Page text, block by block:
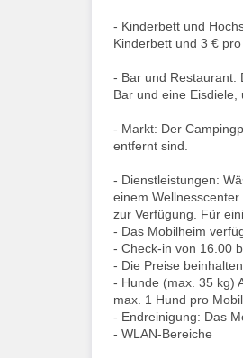
- Kinderbett und
Kinderbett und 3 €
- Bar und Restaurant:
Bar und eine Eisdiele,
- Markt: Der
entfernt sind.
- Dienstleistungen:
einem
zur Verfügung. Für
- Das Mobilheim
- Check-in von 16.00
- Die Preise
- Hunde (max. 35 kg)
max. 1 Hund pro
- Endreinigung: Das
- WLAN-Bereiche